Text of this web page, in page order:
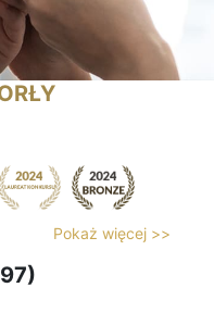
Pokaż więcej >>